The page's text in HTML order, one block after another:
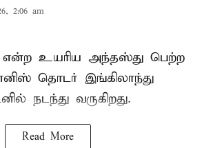
2:06 am
உயரிய அந்தஸ்து பெற்ற
தொடர் இங்கிலாந்து
நடந்து வருகிறது.
Read More